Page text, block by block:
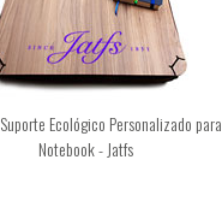
Suporte Ecológico Personalizado para
Notebook - Jatfs